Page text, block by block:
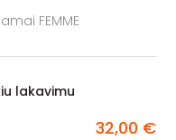
FEMME
lakavimu
32,00 €